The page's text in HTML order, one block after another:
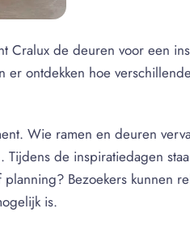
Cralux de deuren voor een
ontdekken hoe
Wie ramen en deuren
de inspiratiedagen
Bezoekers kunnen
is.